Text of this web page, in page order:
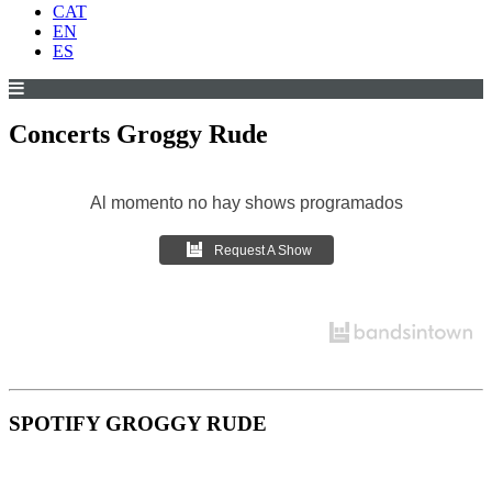
CAT
EN
ES
Concerts Groggy Rude
Al momento no hay shows programados
Request A Show
SPOTIFY GROGGY RUDE